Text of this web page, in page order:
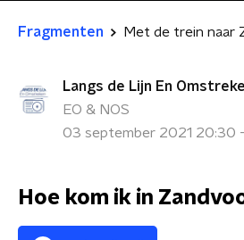
Fragmenten
Langs de Lijn En
EO & NOS
03 september 2021 20:30
Hoe kom ik in